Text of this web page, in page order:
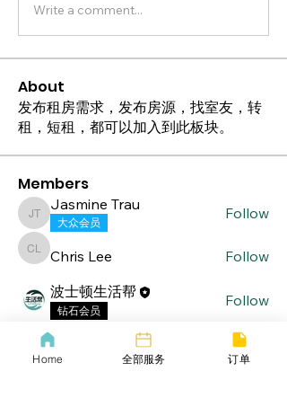
Write a comment...
About
发布租房需求，发布房源，找室友，转
租，短租，都可以加入到此板块。
Members
Jasmine Trau
Jasmine Trau
大众会员
Follow
Chris Lee
Chris Lee
Follow
波士顿生活帮
钻石会员
Follow
See All Members (3)
Home 全部服务 订单